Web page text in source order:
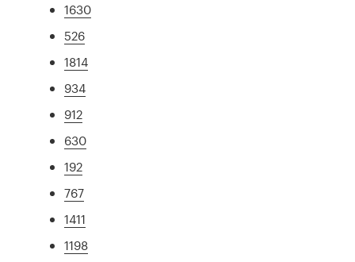
1630
526
1814
934
912
630
192
767
1411
1198